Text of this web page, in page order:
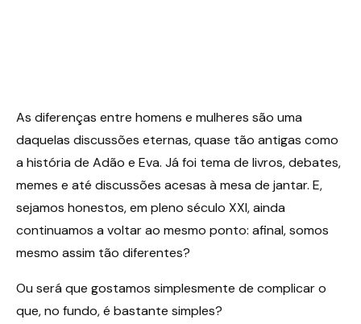
As diferenças entre homens e mulheres são uma
daquelas discussões eternas, quase tão antigas como
a história de Adão e Eva. Já foi tema de livros, debates,
memes e até discussões acesas à mesa de jantar. E,
sejamos honestos, em pleno século XXI, ainda
continuamos a voltar ao mesmo ponto: afinal, somos
mesmo assim tão diferentes?
Ou será que gostamos simplesmente de complicar o
que, no fundo, é bastante simples?